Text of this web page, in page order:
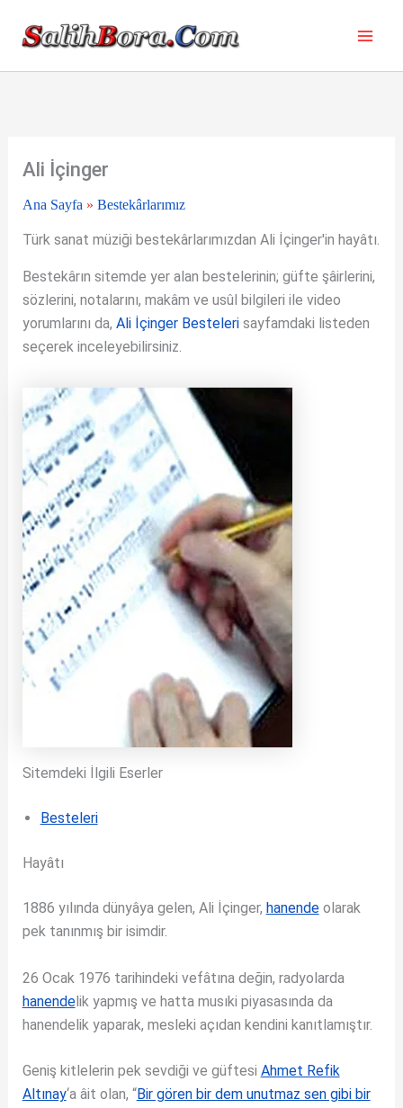
Ali İçinger
Ana Sayfa » Bestekârlarımız
Türk sanat müziği bestekârlarımızdan Ali İçinger'in hayâtı.
Bestekârın sitemde yer alan bestelerinin; güfte şâirlerini,
sözlerini, notalarını, makâm ve usûl bilgileri ile video
yorumlarını da, Ali İçinger Bestelerisayfamdaki listeden
seçerek inceleyebilirsiniz.
Sitemdeki İlgili Eserler
Besteleri
Hayâtı
1886 yılında dünyâya gelen, Ali İçinger, hanendeolarak
pek tanınmış bir isimdir.
26 Ocak 1976 tarihindeki vefâtına değin, radyolarda
hanendelik yapmış ve hatta musıki piyasasında da
hanendelik yaparak, mesleki açıdan kendini kanıtlamıştır.
Geniş kitlelerin pek sevdiği ve güftesi Ahmet Refik
Altınay‘a âit olan, “Bir gören bir dem unutmaz sen gibi bir